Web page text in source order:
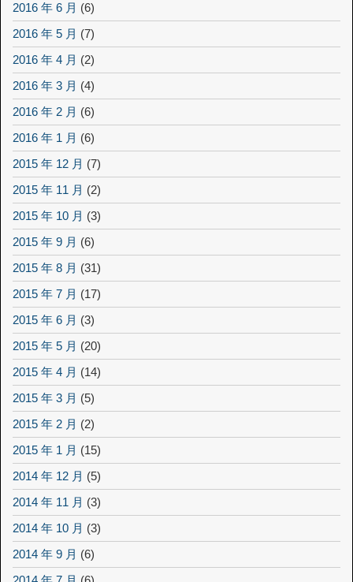
2016 年 6 月 (6)
2016 年 5 月 (7)
2016 年 4 月 (2)
2016 年 3 月 (4)
2016 年 2 月 (6)
2016 年 1 月 (6)
2015 年 12 月 (7)
2015 年 11 月 (2)
2015 年 10 月 (3)
2015 年 9 月 (6)
2015 年 8 月 (31)
2015 年 7 月 (17)
2015 年 6 月 (3)
2015 年 5 月 (20)
2015 年 4 月 (14)
2015 年 3 月 (5)
2015 年 2 月 (2)
2015 年 1 月 (15)
2014 年 12 月 (5)
2014 年 11 月 (3)
2014 年 10 月 (3)
2014 年 9 月 (6)